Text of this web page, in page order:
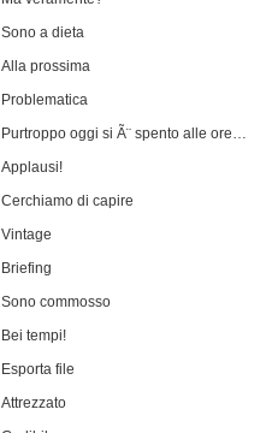
Sono a dieta
Alla prossima
Problematica
Purtroppo oggi si Ã¨ spento alle ore…
Applausi!
Cerchiamo di capire
Vintage
Briefing
Sono commosso
Bei tempi!
Esporta file
Attrezzato